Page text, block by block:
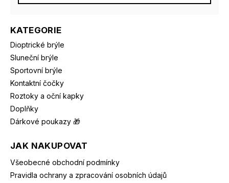
KATEGORIE
Dioptrické brýle
Sluneční brýle
Sportovní brýle
Kontaktní čočky
Roztoky a oční kapky
Doplňky
Dárkové poukazy 🎁
JAK NAKUPOVAT
Všeobecné obchodní podmínky
Pravidla ochrany a zpracování osobních údajů